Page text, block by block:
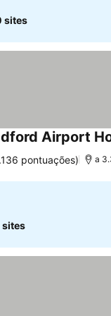
sites
Airport
pontuações) a
sites